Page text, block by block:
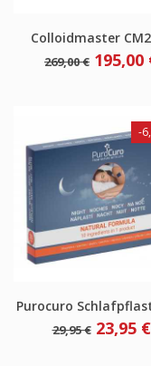
Colloidmaster
269,00 € Preis
195,00
Purocuro
29,95 €
-
Preis
23,95 €